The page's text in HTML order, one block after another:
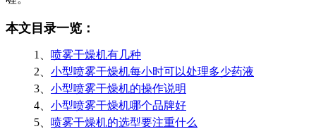
本文目录一览：
1、 喷雾干燥机有几种
2、 小型喷雾干燥机每小时可以处理多少药液
3、 小型喷雾干燥机的操作说明
4、 小型喷雾干燥机哪个品牌好
5、 喷雾干燥机的选型要注重什么